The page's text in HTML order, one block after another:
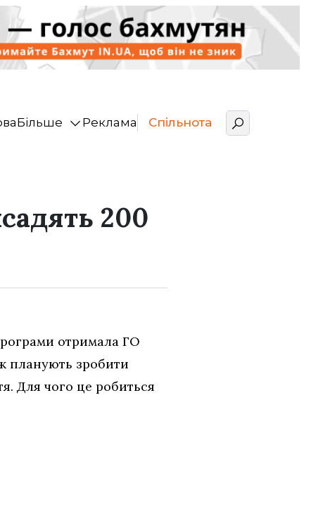
Більше Реклама Спільнота
200
отримала ГО
планують зробити
Для чого це робиться